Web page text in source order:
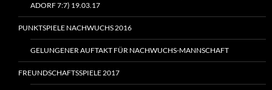
ADORF 7:7) 19.03.17
PUNKTSPIELE NACHWUCHS 2016
GELUNGENER AUFTAKT FÜR NACHWUCHS-MANNSCHAFT
FREUNDSCHAFTSSPIELE 2017